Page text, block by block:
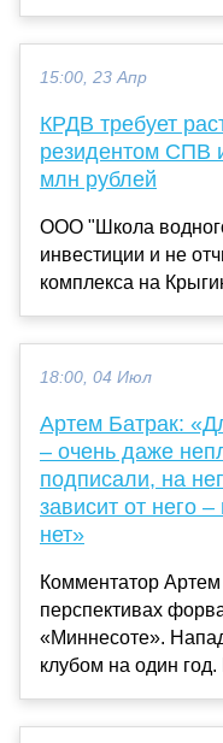
15:00, 23 Апр
КРДВ требует
резидентом СПВ
млн рублей
ООО "Школа
инвестиции и не
комплекса на
18:00, 04 Июл
Артем Батрак:
– очень даже
подписали, на
зависит от него
нет»
Комментатор
перспективах
«Миннесоте».
клубом на один год.